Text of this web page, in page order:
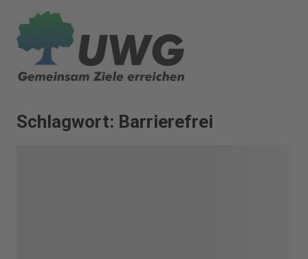
Inhalt
springen
Schlagwort: Barrierefrei